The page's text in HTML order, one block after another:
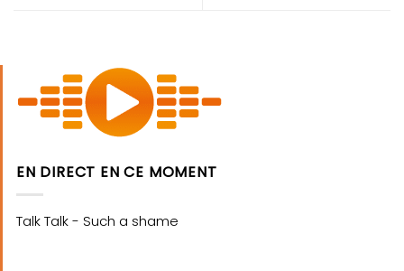
EN DIRECT EN CE MOMENT